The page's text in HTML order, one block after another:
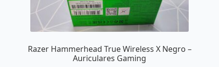
Razer Hammerhead True Wireless X Negro –
Auriculares Gaming